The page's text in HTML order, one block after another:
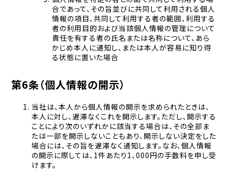
合であって、その旨並びに共同して利用される個人
情報の項目、共同して利用する者の範囲、利用する
者の利用目的および当該個人情報の管理について
責任を有する者の氏名または名称について、あら
かじめ本人に通知し、または本人が容易に知り得
る状態に置いた場合
第6条（個人情報の開示）
当社は、本人から個人情報の開示を求められたときは、
本人に対し、遅滞なくこれを開示します。ただし、開示する
ことにより次のいずれかに該当する場合は、その全部ま
たは一部を開示しないこともあり、開示しない決定をした
場合には、その旨を遅滞なく通知します。なお、個人情報
の開示に際しては、1件あたり1、000円の手数料を申し受
けます。